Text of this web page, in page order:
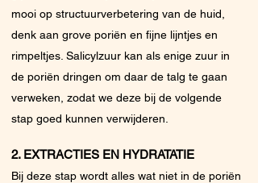
mooi op structuurverbetering van de huid,
denk aan grove poriën en fijne lijntjes en
rimpeltjes. Salicylzuur kan als enige zuur in
de poriën dringen om daar de talg te gaan
verweken, zodat we deze bij de volgende
stap goed kunnen verwijderen.
2. EXTRACTIES EN HYDRATATIE
Bij deze stap wordt alles wat niet in de poriën